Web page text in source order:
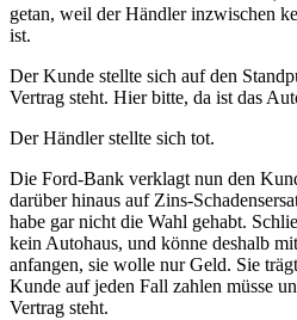
getan, weil der Händler inzwischen
ist.
Der Kunde stellte sich auf den
Vertrag steht. Hier bitte, da ist das
Der Händler stellte sich tot.
Die Ford-Bank verklagt nun den
darüber hinaus auf Zins-
habe gar nicht die Wahl gehabt.
kein Autohaus, und könne deshalb
anfangen, sie wolle nur Geld. Sie
Kunde auf jeden Fall zahlen müsse
Vertrag steht.